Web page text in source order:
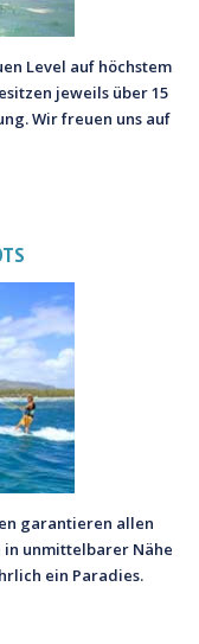
Level auf höchstem
jeweils über 15
Wir freuen uns auf
garantieren allen
in unmittelbarer Nähe
ein Paradies.